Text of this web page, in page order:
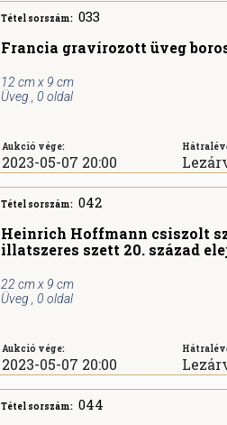
Tétel sorszám: 033
Francia gravírozott üveg
12 cm x 9 cm
Üveg , 0 oldal
Aukció vége:
2023-05-07 20:00
Tétel sorszám: 042
Heinrich Hoffmann csiszolt
illatszeres szett 20. század
22 cm x 9 cm
Üveg , 0 oldal
Aukció vége:
2023-05-07 20:00
Tétel sorszám: 044